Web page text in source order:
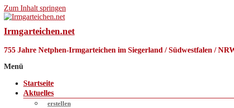
Zum Inhalt springen
Irmgarteichen.net
755 Jahre Netphen-Irmgarteichen im Siegerland / Südwestfalen /
Menü
Startseite
Aktuelles
erstellen